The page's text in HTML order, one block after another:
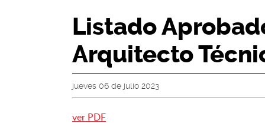
Listado
Arquitecto
jueves 06 de julio 2023
ver PDF